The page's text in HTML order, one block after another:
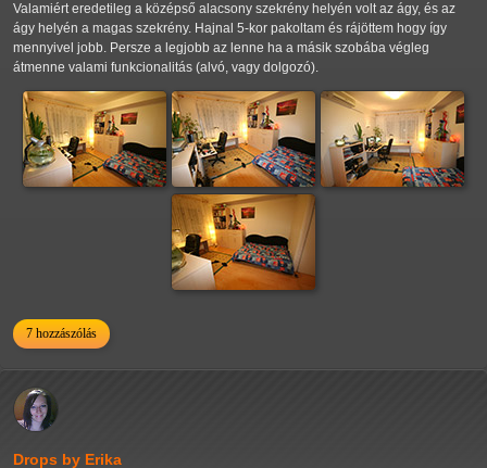
Valamiért eredetileg a középső alacsony szekrény helyén volt az ágy, és az
ágy helyén a magas szekrény. Hajnal 5-kor pakoltam és rájöttem hogy így
mennyivel jobb. Persze a legjobb az lenne ha a másik szobába végleg
átmenne valami funkcionalitás (alvó, vagy dolgozó).
7 hozzászólás
Drops by Erika